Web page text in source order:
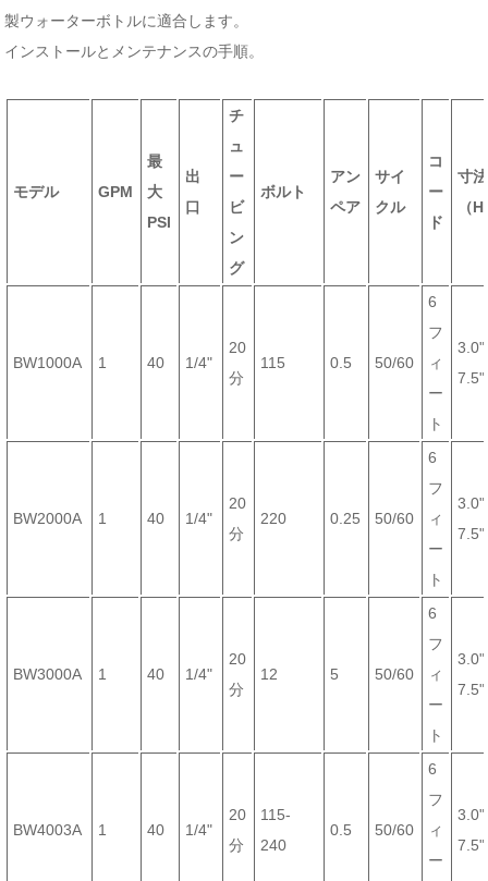
製ウォーターボトルに適合します。
インストールとメンテナンスの手順。
モデル GPM
最
大
PSI
出
口
チ
ュ
ー
ビ
ン
グ
ボルト
アン
ペア
サイ
クル
コ
ー
ド
寸法
（
BW1000A 1 40 1/4"
20
分
115 0.5 50/60
6
フ
ィ
ー
ト
7.5"
BW2000A 1 40 1/4"
20
分
220 0.25 50/60
6
フ
ィ
ー
ト
7.5"
BW3000A 1 40 1/4"
20
分
12 5 50/60
6
フ
ィ
ー
ト
7.5"
BW4003A 1 40 1/4"
20
分
115-
240
0.5 50/60
6
フ
ィ
ー
7.5"